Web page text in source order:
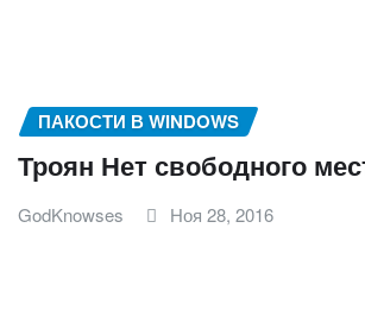
ПАКОСТИ В WINDOWS
Троян Нет свободного
GodKnowses Ноя 28, 2016